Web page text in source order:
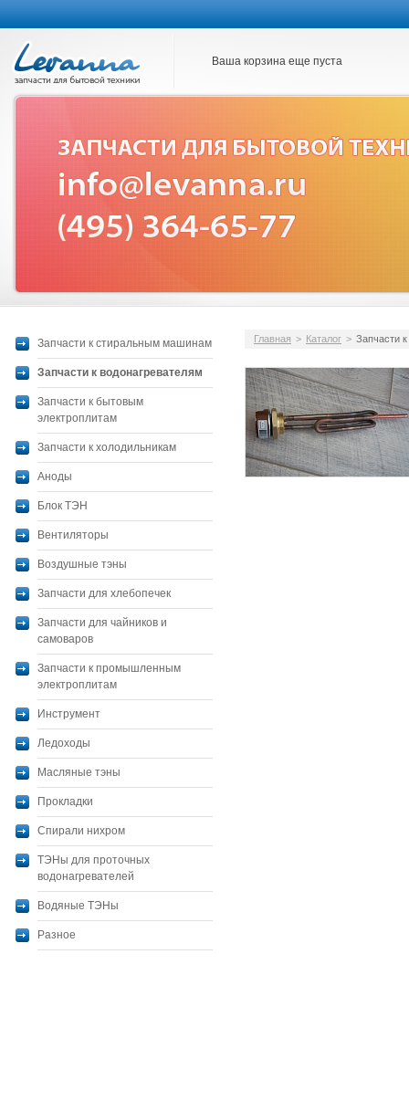
Ваша корзина еще пуста
Запчасти к стиральным машинам
Запчасти к водонагревателям
Запчасти к бытовым
электроплитам
Запчасти к холодильникам
Аноды
Блок ТЭН
Вентиляторы
Воздушные тэны
Запчасти для хлебопечек
Запчасти для чайников и
самоваров
Запчасти к промышленным
электроплитам
Инструмент
Ледоходы
Масляные тэны
Прокладки
Спирали нихром
ТЭНы для проточных
водонагревателей
Водяные ТЭНы
Разное
Главная > Каталог > Запчасти